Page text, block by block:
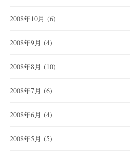
2008年10月 (6)
2008年9月 (4)
2008年8月 (10)
2008年7月 (6)
2008年6月 (4)
2008年5月 (5)